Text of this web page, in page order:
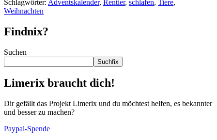
Schlagwörter: Adventskalender, Rentier, schlafen, Tiere,
Weihnachten
Findnix?
Suchen
Suchfix
Limerix braucht dich!
Dir gefällt das Projekt Limerix und du möchtest helfen, es bekannter
und besser zu machen?
Paypal-Spende